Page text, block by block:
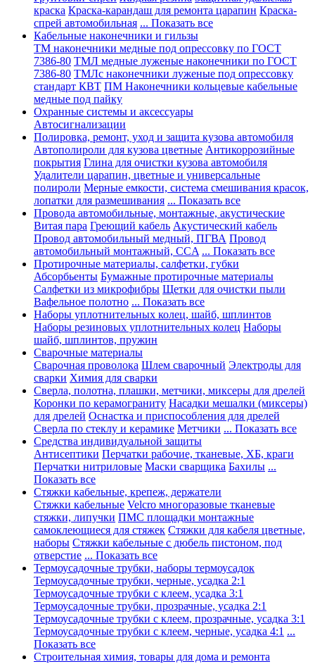
краска Краска-карандаш для ремонта царапин Краска-
спрей автомобильная ... Показать все
Кабельные наконечники и гильзы
ТМ наконечники медные под опрессовку по ГОСТ
7386-80 ТМЛ медные луженые наконечники по ГОСТ
7386-80 ТМЛс наконечники луженые под опрессовку
стандарт КВТ ПМ Наконечники кольцевые кабельные
медные под пайку
Охранные системы и аксессуары
Автосигнализации
Полировка, ремонт, уход и защита кузова автомобиля
Автополироли для кузова цветные Антикоррозийные
покрытия Глина для очистки кузова автомобиля
Удалители царапин, цветные и универсальные
полироли Мерные емкости, система смешивания красок,
лопатки для размешивания ... Показать все
Провода автомобильные, монтажные, акустические
Витая пара Греющий кабель Акустический кабель
Провод автомобильный медный, ПГВА Провод
автомобильный монтажный, CCA ... Показать все
Протирочные материалы, салфетки, губки
Абсорбьенты Бумажные протирочные материалы
Салфетки из микрофибры Щетки для очистки пыли
Вафельное полотно ... Показать все
Наборы уплотнительных колец, шайб, шплинтов
Наборы резиновых уплотнительных колец Наборы
шайб, шплинтов, пружин
Сварочные материалы
Сварочная проволока Шлем сварочный Электроды для
сварки Химия для сварки
Сверла, полотна, плашки, метчики, миксеры для дрелей
Коронки по керамограниту Насадки мешалки (миксеры)
для дрелей Оснастка и приспособления для дрелей
Сверла по стеклу и керамике Метчики ... Показать все
Средства индивидуальной защиты
Антисептики Перчатки рабочие, тканевые, ХБ, краги
Перчатки нитриловые Маски сварщика Бахилы ...
Показать все
Стяжки кабельные, крепеж, держатели
Стяжки кабельные Velcro многоразовые тканевые
стяжки, липучки ПМС площадки монтажные
самоклеющиеся для стяжек Стяжки для кабеля цветные,
наборы Стяжки кабельные с дюбель пистоном, под
отверстие ... Показать все
Термоусадочные трубки, наборы термоусадок
Термоусадочные трубки, черные, усадка 2:1
Термоусадочные трубки с клеем, усадка 3:1
Термоусадочные трубки, прозрачные, усадка 2:1
Термоусадочные трубки с клеем, прозрачные, усадка 3:1
Термоусадочные трубки с клеем, черные, усадка 4:1 ...
Показать все
Строительная химия, товары для дома и ремонта